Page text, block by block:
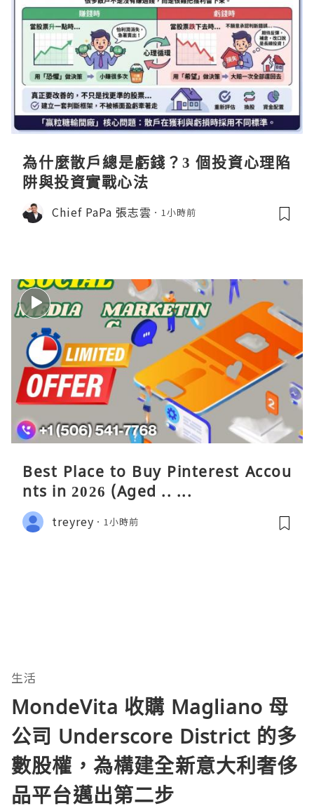
為什麼散戶總是虧錢？3 個投資心理陷
阱與投資實戰心法
Chief PaPa 張志雲 1小時前
Best Place to Buy Pinterest Accou
nts in 2026 (Aged .. ...
treyrey 1小時前
生活
MondeVita 收購 Magliano 母
公司 Underscore District 的多
數股權，為構建全新意大利奢侈
品平台邁出第二步